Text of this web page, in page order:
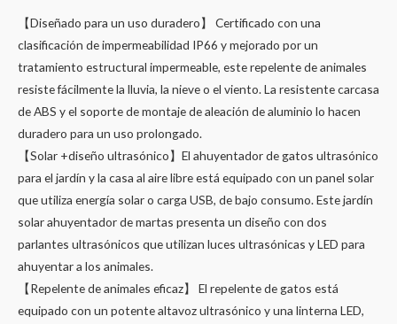
【Diseñado para un uso duradero】 Certificado con una
clasificación de impermeabilidad IP66 y mejorado por un
tratamiento estructural impermeable, este repelente de animales
resiste fácilmente la lluvia, la nieve o el viento. La resistente carcasa
de ABS y el soporte de montaje de aleación de aluminio lo hacen
duradero para un uso prolongado.
【Solar +diseño ultrasónico】El ahuyentador de gatos ultrasónico
para el jardín y la casa al aire libre está equipado con un panel solar
que utiliza energía solar o carga USB, de bajo consumo. Este jardín
solar ahuyentador de martas presenta un diseño con dos
parlantes ultrasónicos que utilizan luces ultrasónicas y LED para
ahuyentar a los animales.
【Repelente de animales eficaz】 El repelente de gatos está
equipado con un potente altavoz ultrasónico y una linterna LED,